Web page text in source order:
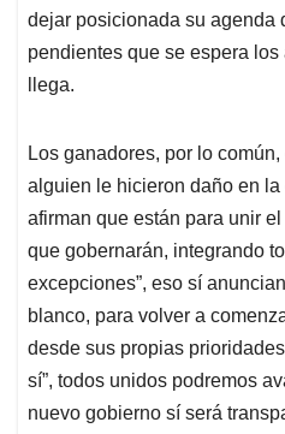
dejar posicionada su agenda
pendientes que se espera
llega.
Los ganadores, por lo
alguien le hicieron daño en
afirman que están para unir
que gobernarán, integrando
excepciones”, eso sí
blanco, para volver a
desde sus propias
sí”, todos unidos podremos
nuevo gobierno sí será